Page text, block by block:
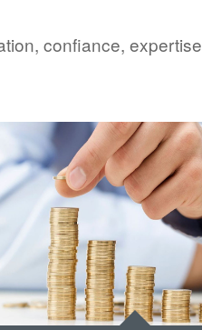
confiance,